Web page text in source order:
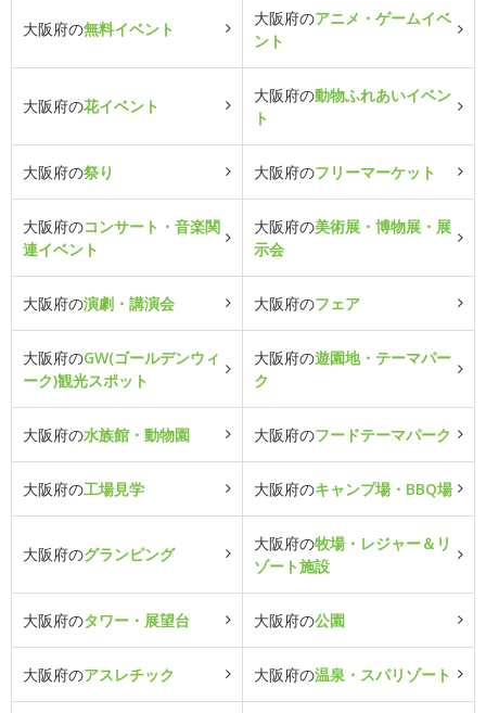
大阪府の無料イベント
大阪府のアニメ・ゲームイベ
ント
大阪府の花イベント
大阪府の動物ふれあいイベン
ト
大阪府の祭り 大阪府のフリーマーケット
大阪府のコンサート・音楽関
連イベント
大阪府の美術展・博物展・展
示会
大阪府の演劇・講演会 大阪府のフェア
大阪府のGW(ゴールデンウィ
ーク)観光スポット
大阪府の遊園地・テーマパー
ク
大阪府の水族館・動物園 大阪府のフードテーマパーク
大阪府の工場見学 大阪府のキャンプ場・BBQ場
大阪府のグランピング
大阪府の牧場・レジャー＆リ
ゾート施設
大阪府のタワー・展望台 大阪府の公園
大阪府のアスレチック 大阪府の温泉・スパリゾート